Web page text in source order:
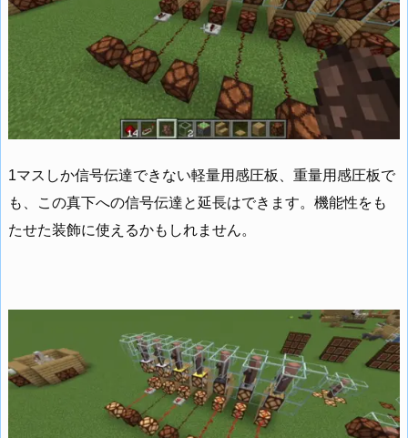
1マスしか信号伝達できない軽量用感圧板、重量用感圧板で
も、この真下への信号伝達と延長はできます。機能性をも
たせた装飾に使えるかもしれません。